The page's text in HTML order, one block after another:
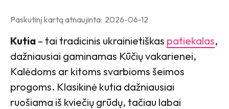
Paskutinį kartą atnaujinta: 2026-06-12
Kutia – tai tradicinis ukrainietiškas patiekalas,
dažniausiai gaminamas Kūčių vakarienei,
Kalėdoms ar kitoms svarbioms šeimos
progoms. Klasikinė kutia dažniausiai
ruošiama iš kviečių grūdų, tačiau labai